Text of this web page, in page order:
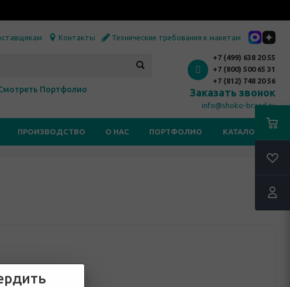
Контакты Технические требования к макетам
Портфолио
+7 (499) 638 20 55
+7 (800) 500 65 31
+7 (812) 748 20 56
Заказать звонок
info@shoko-brand.ru
ПРОИЗВОДСТВО О НАС ПОРТФОЛИО КАТАЛОГИ